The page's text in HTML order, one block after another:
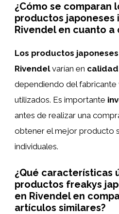
¿Cómo se comparan
productos japoneses
Rivendel en cuanto a
Los productos
Rivendelvarían en
dependiendo del fabricante
utilizados. Es importante
antes de realizar una
obtener el mejor producto
individuales.
¿Qué características
productos freakys
en Rivendel en
artículos similares?